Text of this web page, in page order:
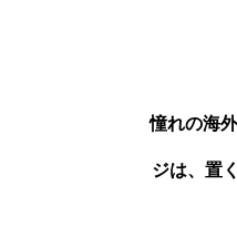
憧れの海
ジは、置